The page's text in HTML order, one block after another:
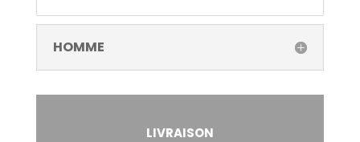
HOMME
LIVRAISON